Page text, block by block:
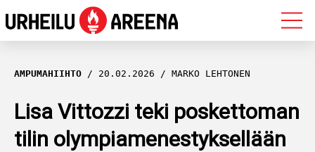
OLYMPIALAISET
MAASTOHIIHTO
AMPUMAHIIHTO
AMPUMAHIIHTO 20.02.2026 MARKO LEHTONEN
Lisa Vittozzi teki poskettoman
tilin olympiamenestyksellään